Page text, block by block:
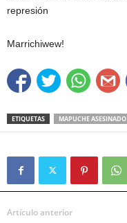
represión
Marrichiwew!
ETIQUETAS MAPUCHE ASESINADO
Artículo anterior